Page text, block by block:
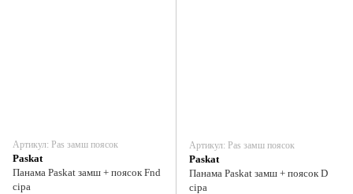
Артикул: Pas замш поясок
Paskat
Панама Paskat замш + поясок Fnd
сіра
Артикул: Pas замш поясок
Paskat
Панама Paskat замш + поясок D
сіра